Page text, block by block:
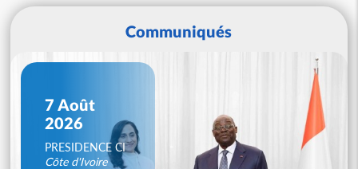
Communiqués
7 Août
2026
PRESIDENCE CI
Côte d'Ivoire